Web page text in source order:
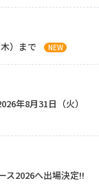
）まで NEW
年8月31日（火）
ス2026へ出場決定!!